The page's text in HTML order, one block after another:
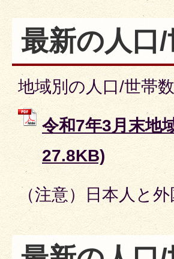
最新の人口
地域別の人口/世帯
令和7年3月末地
27.8KB)
（注意）日本人と